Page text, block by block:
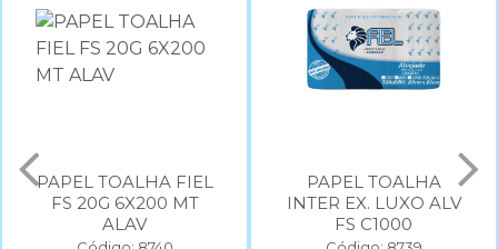
PAPEL TOALHA FIEL
FS 20G 6X200 MT
ALAV
PAPEL TOALHA
INTER EX. LUXO ALV
FS C1000